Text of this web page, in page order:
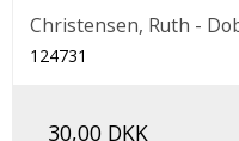
Christensen, Ruth -
124731
30,00 DKK